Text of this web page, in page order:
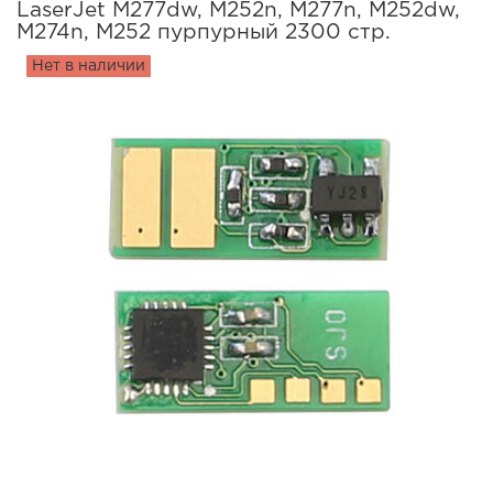
LaserJet M277dw, M252n, M277n, M252dw,
M274n, M252 пурпурный 2300 стр.
Нет в наличии